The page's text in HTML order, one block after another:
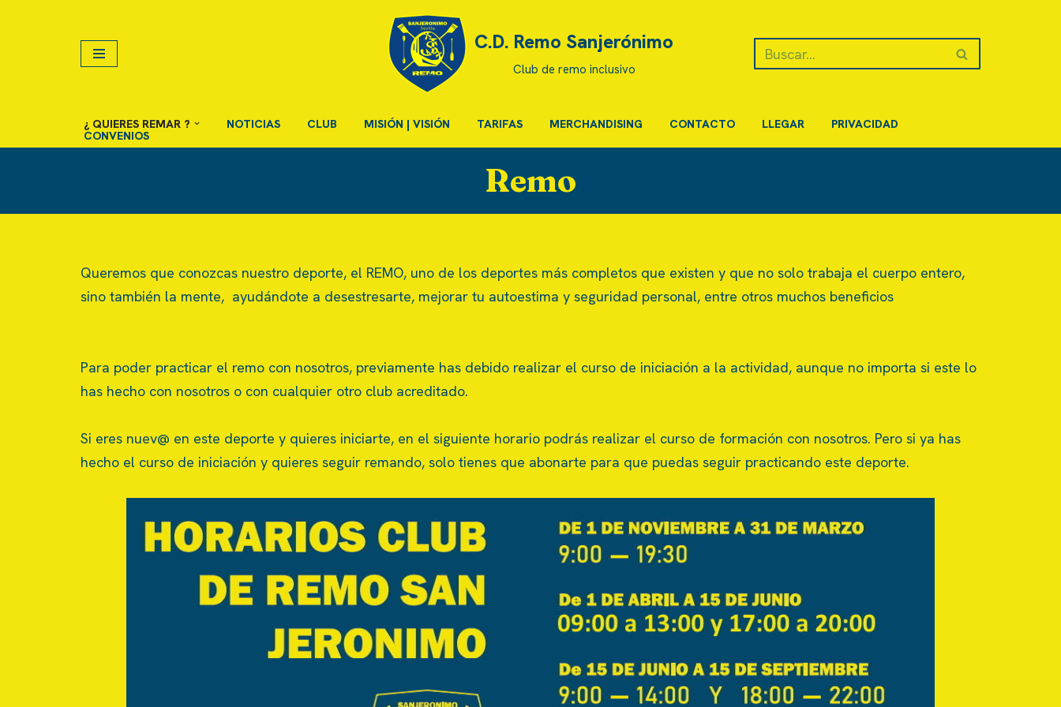
C.D. Remo Sanjerónimo
Club de remo inclusivo
¿ QUIERES REMAR ? NOTICIAS CLUB MISIÓN | VISIÓN TARIFAS MERCHANDISING CONTACTO LLEGAR
PRIVACIDAD
CONVENIOS
Remo
Queremos que conozcas nuestro deporte, el REMO, uno de los deportes más completos que existen y que no solo trabaja el cuerpo entero,
sino también la mente, ayudándote a desestresarte, mejorar tu autoestima y seguridad personal, entre otros muchos beneficios
Para poder practicar el remo con nosotros, previamente has debido realizar el curso de iniciación a la actividad, aunque no importa si este lo
has hecho con nosotros o con cualquier otro club acreditado.
Si eres nuev@ en este deporte y quieres iniciarte, en el siguiente horario podrás realizar el curso de formación con nosotros. Pero si ya has
hecho el curso de iniciación y quieres seguir remando, solo tienes que abonarte para que puedas seguir practicando este deporte.